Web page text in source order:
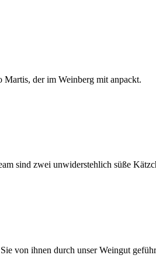
der im Weinberg mit anpackt.
sind zwei unwiderstehlich süße
von ihnen durch unser Weingut